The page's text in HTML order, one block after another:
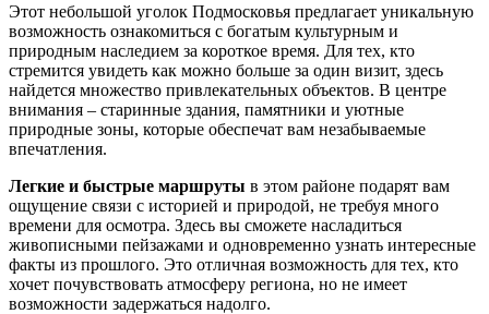
Этот небольшой уголок Подмосковья предлагает уникальную
возможность ознакомиться с богатым культурным и
природным наследием за короткое время. Для тех, кто
стремится увидеть как можно больше за один визит, здесь
найдется множество привлекательных объектов. В центре
внимания – старинные здания, памятники и уютные
природные зоны, которые обеспечат вам незабываемые
впечатления.
Легкие и быстрые маршруты в этом районе подарят вам
ощущение связи с историей и природой, не требуя много
времени для осмотра. Здесь вы сможете насладиться
живописными пейзажами и одновременно узнать интересные
факты из прошлого. Это отличная возможность для тех, кто
хочет почувствовать атмосферу региона, но не имеет
возможности задержаться надолго.